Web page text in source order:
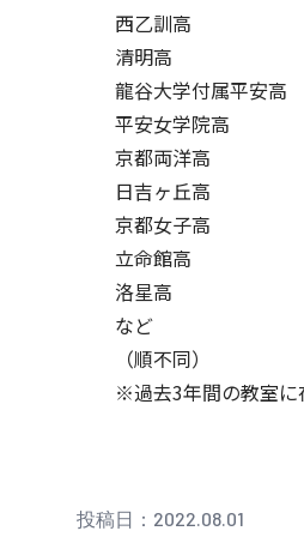
西乙訓高
清明高
龍谷大学付属平安高
平安女学院高
京都両洋高
日吉ヶ丘高
京都女子高
立命館高
洛星高
など
（順不同）
※過去3年間の教室に
投稿日：2022.08.01